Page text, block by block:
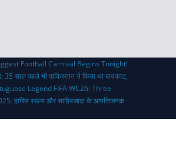
Football Carnival Begins Tonight!
35 साल पहले भी पाकिस्तान ने किया था बायकाट,
Legend FIFA WC26: Three
हारिस रऊफ और साहिबजादा के आपत्तिजनक